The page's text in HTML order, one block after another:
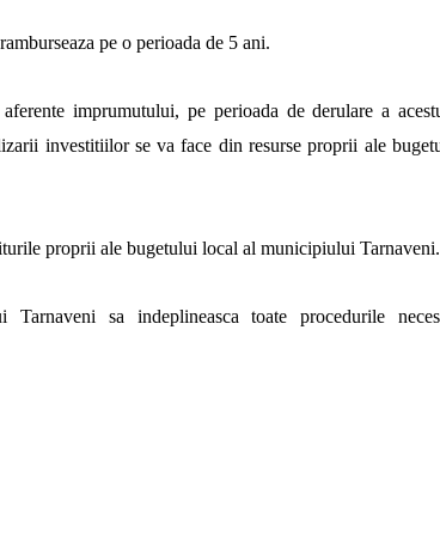
pe o perioada de 5 ani.
imprumutului, pe perioada de derulare a
investitiilor se va face din resurse proprii ale
proprii ale bugetului local al municipiului Tarnaveni.
sa indeplineasca toate procedurile